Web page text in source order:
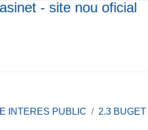
INTERES PUBLIC 2.3 BUGET